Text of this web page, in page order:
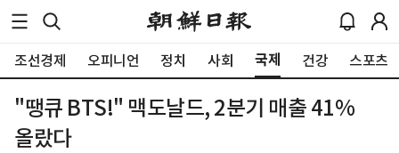
조선경제 오피니언 정치 사회 국제 건강 스포츠
"땡큐 BTS!" 맥도날드, 2분기 매출 41%
올랐다